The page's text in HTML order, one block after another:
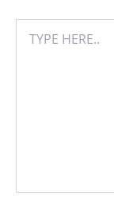
HERE..